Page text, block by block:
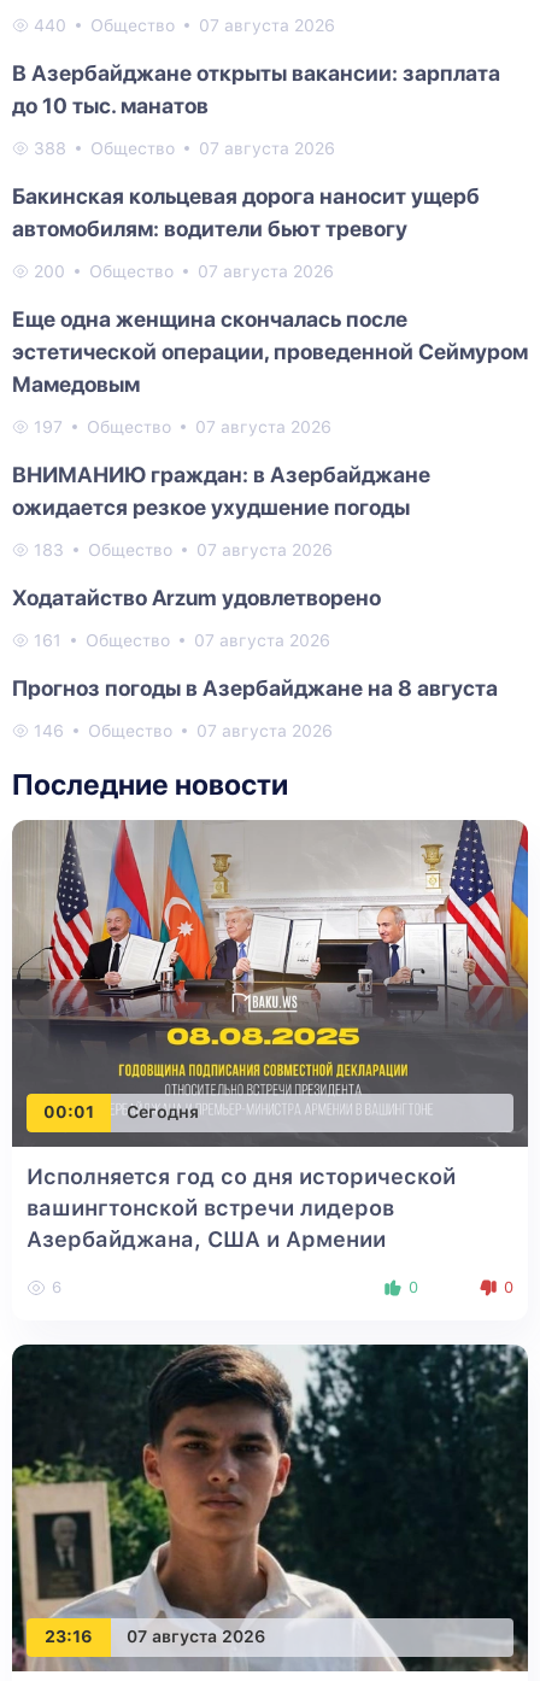
440 Общество 07 августа 2026
В Азербайджане открыты вакансии: зарплата
до 10 тыс. манатов
388 Общество 07 августа 2026
Бакинская кольцевая дорога наносит ущерб
автомобилям: водители бьют тревогу
200 Общество 07 августа 2026
Еще одна женщина скончалась после
эстетической операции, проведенной Сеймуром
Мамедовым
197 Общество 07 августа 2026
ВНИМАНИЮ граждан: в Азербайджане
ожидается резкое ухудшение погоды
183 Общество 07 августа 2026
Ходатайство Arzum удовлетворено
161 Общество 07 августа 2026
Прогноз погоды в Азербайджане на 8 августа
146 Общество 07 августа 2026
Последние новости
00:01 Сегодня
Исполняется год со дня исторической
вашингтонской встречи лидеров
Азербайджана, США и Армении
6 0 0
23:16 07 августа 2026